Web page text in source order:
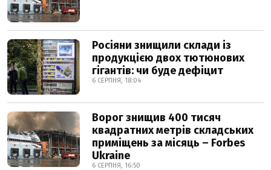
Росіяни знищили склади із
продукцією двох тютюнових
гігантів: чи буде дефіцит
6 СЕРПНЯ, 18:04
Ворог знищив 400 тисяч
квадратних метрів складських
приміщень за місяць – Forbes
Ukraine
6 СЕРПНЯ, 16:50